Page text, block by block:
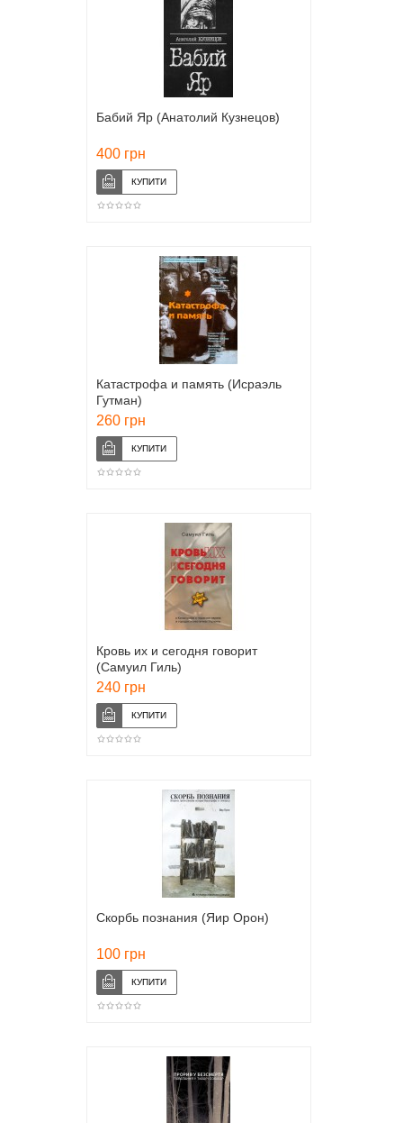
Бабий Яр (Анатолий Кузнецов)
400 грн
Катастрофа и память (Исраэль
Гутман)
260 грн
Кровь их и сегодня говорит
(Самуил Гиль)
240 грн
Скорбь познания (Яир Орон)
100 грн